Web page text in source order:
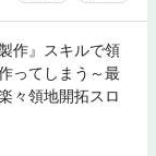
作』スキルで領
ってしまう～最
々領地開拓スロ